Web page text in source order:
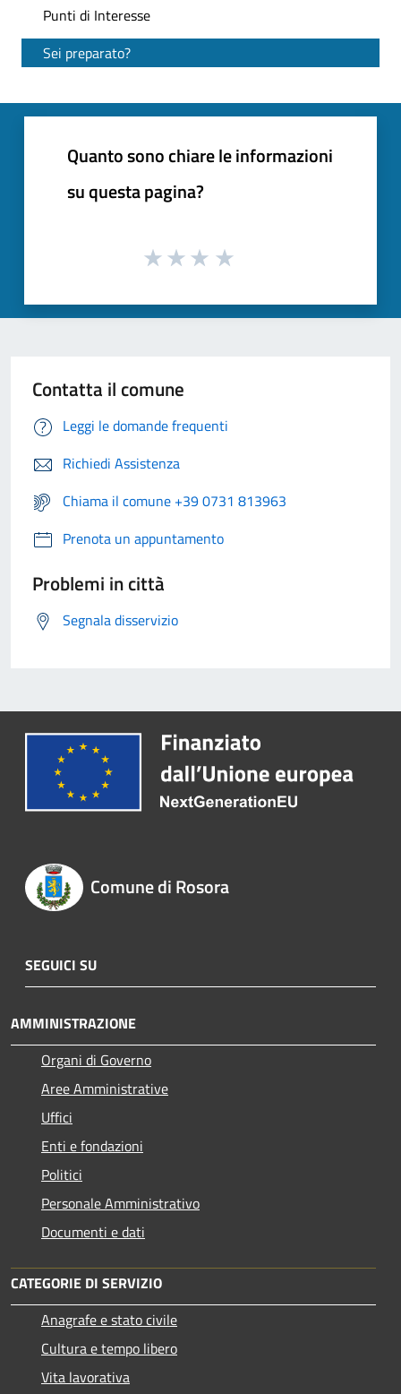
Punti di Interesse
Sei preparato?
Quanto sono chiare le informazioni
su questa pagina?
Contatta il comune
Leggi le domande frequenti
Richiedi Assistenza
Chiama il comune +39 0731 813963
Prenota un appuntamento
Problemi in città
Segnala disservizio
Comune di Rosora
SEGUICI SU
AMMINISTRAZIONE
Organi di Governo
Aree Amministrative
Uffici
Enti e fondazioni
Politici
Personale Amministrativo
Documenti e dati
CATEGORIE DI SERVIZIO
Anagrafe e stato civile
Cultura e tempo libero
Vita lavorativa